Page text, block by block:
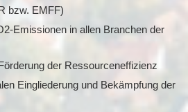
bzw. EMFF)
Emissionen in allen Branchen der
der Ressourceneffizienz
Eingliederung und Bekämpfung der